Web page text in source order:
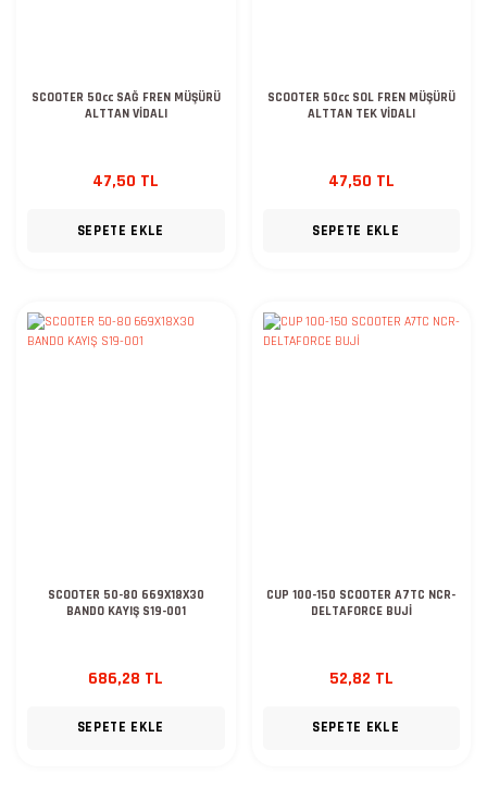
SCOOTER 50cc SAĞ FREN MÜŞÜRÜ
ALTTAN VİDALI
47,50 TL
SEPETE EKLE
SCOOTER 50cc SOL FREN MÜŞÜRÜ
ALTTAN TEK VİDALI
47,50 TL
SEPETE EKLE
SCOOTER 50-80 669X18X30
BANDO KAYIŞ S19-001
686,28 TL
SEPETE EKLE
CUP 100-150 SCOOTER A7TC NCR-
DELTAFORCE BUJİ
52,82 TL
SEPETE EKLE